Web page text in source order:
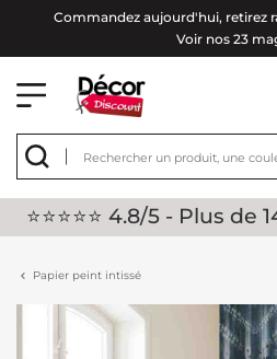
Commandez aujourd'hui, retirez
Voir nos 23
⭐⭐⭐⭐⭐ 4.8/5 - Plus
Papier peint intissé